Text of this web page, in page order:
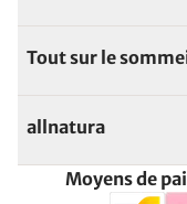
Tout sur le
allnatura
Moyens de